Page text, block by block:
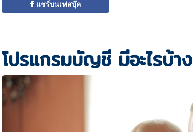
แชร์บนเฟสบุ๊ค
โปรแกรมบัญชี มีอะไรบ้าง